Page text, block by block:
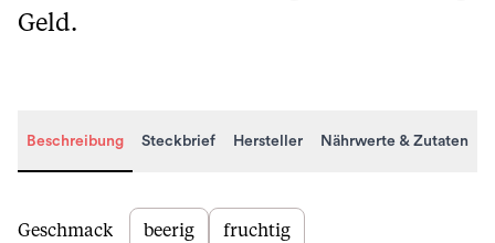
Geld.
Beschreibung Steckbrief Hersteller Nährwerte & Zutaten
Beschreibung
Geschmack beerig fruchtig